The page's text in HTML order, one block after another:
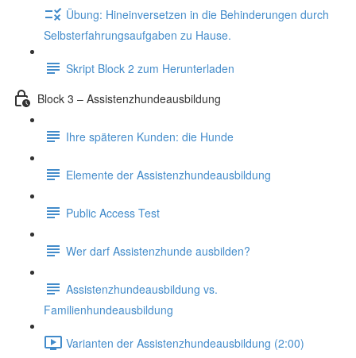
Übung: Hineinversetzen in die Behinderungen durch
Selbsterfahrungsaufgaben zu Hause.
Skript Block 2 zum Herunterladen
Block 3 – Assistenzhundeausbildung
Ihre späteren Kunden: die Hunde
Elemente der Assistenzhundeausbildung
Public Access Test
Wer darf Assistenzhunde ausbilden?
Assistenzhundeausbildung vs.
Familienhundeausbildung
Varianten der Assistenzhundeausbildung (2:00)